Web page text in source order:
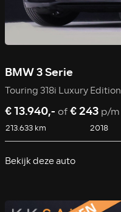
BMW 3 Serie
Touring 318i Luxury Edition
€ 13.940,- of€ 243 p/m
213.633 km 2018
Bekijk deze auto